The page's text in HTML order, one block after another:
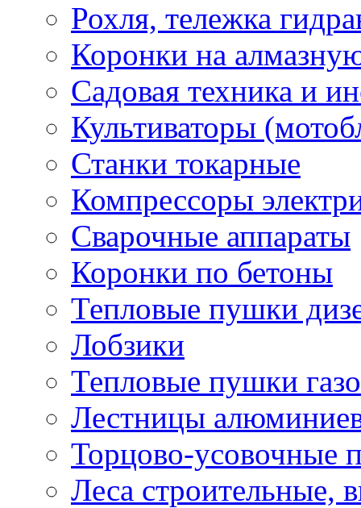
Рохля, тележка
Коронки на
Садовая техника и
Культиваторы
Станки токарные
Компрессоры
Сварочные аппараты
Коронки по бетоны
Тепловые пушки
Лобзики
Тепловые пушки
Лестницы
Торцово-усовочные
Леса строительные,